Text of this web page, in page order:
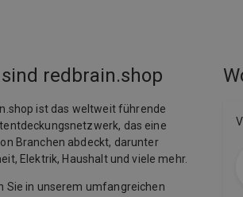
redbrain.shop
ist das weltweit führende
das eine
Branchen abdeckt, darunter
Elektrik, Haushalt und viele mehr.
Sie in unserem umfangreichen